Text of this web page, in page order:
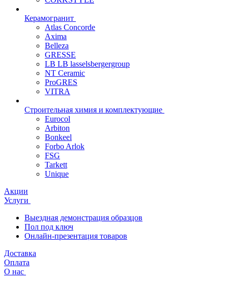
Керамогранит
Atlas Concorde
Axima
Belleza
GRESSE
LB LB lasselsbergergroup
NT Ceramic
ProGRES
VITRA
Строительная химия и комплектующие
Eurocol
Arbiton
Bonkeel
Forbo Arlok
FSG
Tarkett
Unique
Акции
Услуги
Выездная демонстрация образцов
Пол под ключ
Онлайн-презентация товаров
Доставка
Оплата
О нас